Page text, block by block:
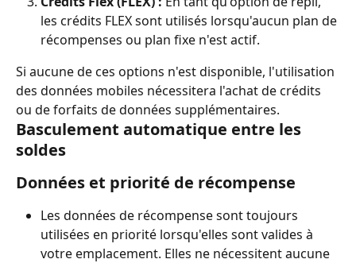
les crédits FLEX sont utilisés lorsqu'aucun plan de
récompenses ou plan fixe n'est actif.
Si aucune de ces options n'est disponible, l'utilisation
des données mobiles nécessitera l'achat de crédits
ou de forfaits de données supplémentaires.
Basculement automatique entre les
soldes
Données et priorité de récompense
Les données de récompense sont toujours
utilisées en priorité lorsqu'elles sont valides à
votre emplacement. Elles ne nécessitent aucune